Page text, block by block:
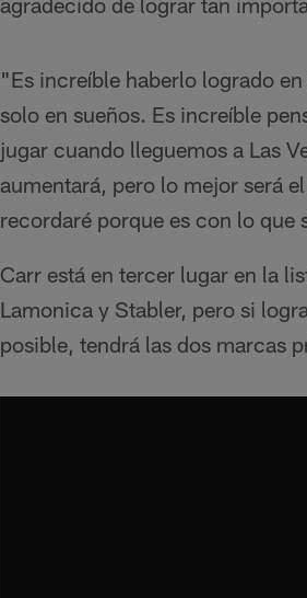
"Es increíble haberlo logrado
solo en sueños. Es increíble
jugar cuando lleguemos a Las
aumentará, pero lo mejor será
recordaré porque es con lo que
Carr está en tercer lugar en la
Lamonica y Stabler, pero si
posible, tendrá las dos marcas